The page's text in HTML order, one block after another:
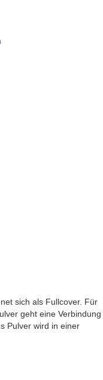
sich als Fullcover. Für
geht eine Verbindung
Pulver wird in einer